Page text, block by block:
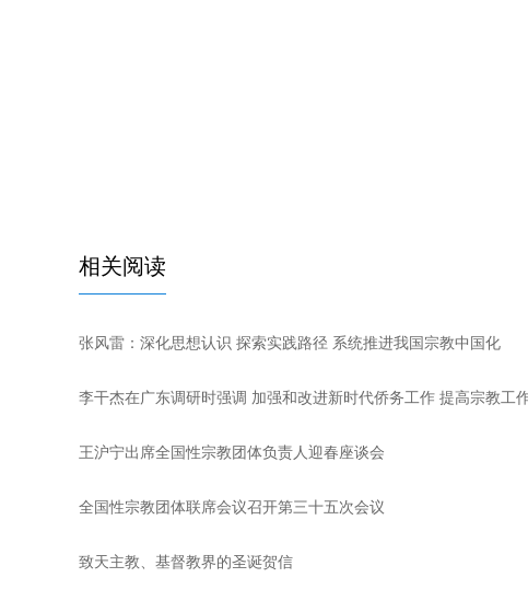
相关阅读
张风雷：深化思想认识 探索实践路径 系统推进我国宗教中国化
李干杰在广东调研时强调 加强和改进新时代侨务工作 提高宗教工
王沪宁出席全国性宗教团体负责人迎春座谈会
全国性宗教团体联席会议召开第三十五次会议
致天主教、基督教界的圣诞贺信